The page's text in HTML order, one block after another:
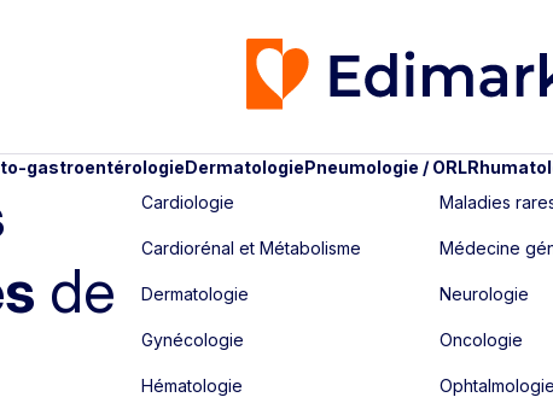
gastroentérologieDermatologiePneumologie / ORL
de
Cardiologie
Cardiorénal et Métabolisme
Dermatologie
Gynécologie
Hématologie
Maladies
Médecine
Neurologie
Oncologie
Ophtalmologie